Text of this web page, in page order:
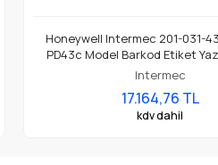
Honeywell Intermec 201-031-
PD43c Model Barkod Etiket
Termal Baskı Kafası
Intermec
17.164,76 TL
kdv dahil